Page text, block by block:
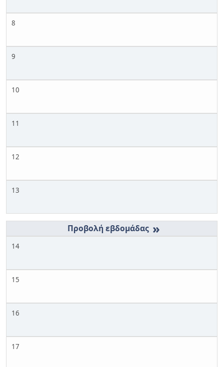
8
9
10
11
12
13
»
14
15
16
17